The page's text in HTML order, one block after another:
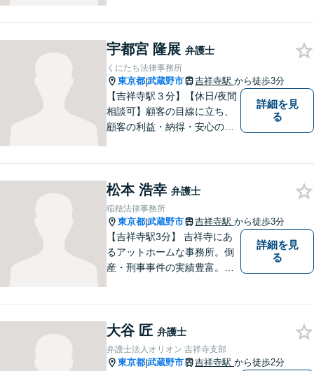
にご相談ください！皆様に寄
り添い、納得の解決を目指し
ます。
宇都宮 隆展 弁護士
くにたち法律事務所
東京都|武蔵野市 吉祥寺駅 から徒歩3分
【吉祥寺駅３分】【休日/夜間
相談可】顧客の目線に立ち、
顧客の利益・納得・安心のた
詳細を見
る
松本 浩幸 弁護士
稲穂法律事務所
東京都|武蔵野市 吉祥寺駅 から徒歩3分
【吉祥寺駅3分】 吉祥寺にあ
るアットホームな事務所。倒
産・刑事事件の実績豊富。
詳細を見
る
大谷 匠 弁護士
弁護士法人オリオン 吉祥寺支部
東京都|武蔵野市 吉祥寺駅 から徒歩2分